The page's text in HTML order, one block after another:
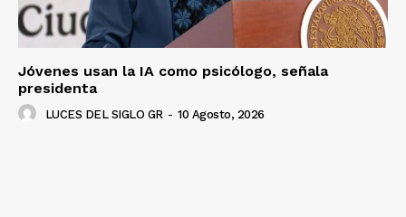
Jóvenes usan la IA como psicólogo, señala
presidenta
LUCES DEL SIGLO GR - 10 Agosto, 2026